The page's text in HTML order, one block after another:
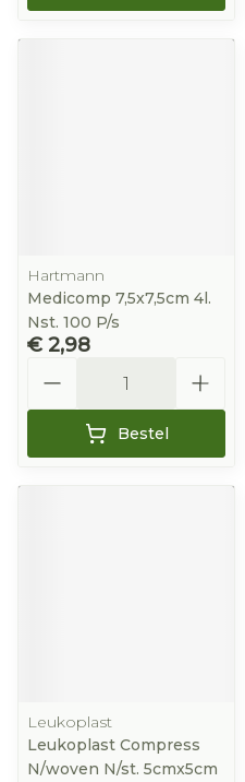
Hartmann
Medicomp 7,5x7,5cm 4l.
Nst. 100 P/s
€ 2,98
Bestel
Leukoplast
Leukoplast Compress
N/woven N/st. 5cmx5cm